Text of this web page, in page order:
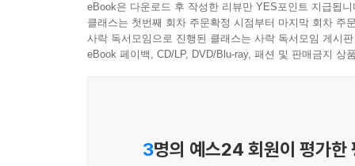
훈련이지, 혹사가 아니다
내 체력에 맞춰 부담 없이 운동하는 습관 기르기
eBook은 다운로드 후 작성한 리뷰만 YES포인트 지급됩니
클래스는 첫번째 회차 주문확정 시점부터 마지막 회차 주
사락 독서모임으로 진행된 클래스는 사락 독서모임 게시
eBook 페이백, CD/LP, DVD/Blu-ray, 패션 및 판매금지 상
3명의 예스24 회원이 평가한